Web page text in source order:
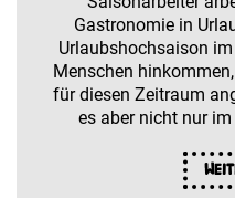
Gastronomie in
Urlaubshochsaison
Menschen
für diesen Zeitraum
es aber nicht nur